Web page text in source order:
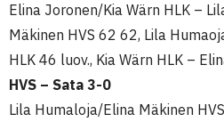
Elina Joronen/Kia Wärn HLK –
Mäkinen HVS 62 62, Lila
HLK 46 luov., Kia Wärn HLK –
HVS – Sata 3-0
Lila Humaloja/Elina Mäkinen